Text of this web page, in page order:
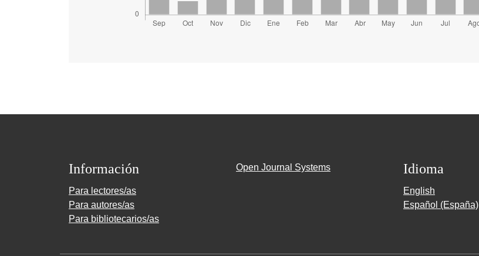
Información
Para lectores/as
Para autores/as
Para bibliotecarios/as
Open Journal Systems Idioma
English
Español (España)